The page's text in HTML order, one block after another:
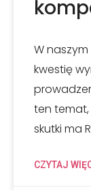
W
kwestię
ten temat,
skutki ma
CZYTAJ